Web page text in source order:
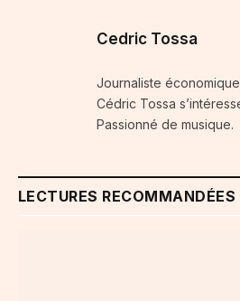
Cedric Tossa
Journaliste
Cédric Tossa
Passionné de musique.
LECTURES RECOMMANDÉES